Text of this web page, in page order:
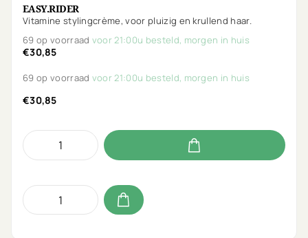
EASY.RIDER
Vitamine stylingcrème, voor pluizig en krullend haar.
69 op voorraad voor 21:00u besteld, morgen in huis
€30,85
69 op voorraad voor 21:00u besteld, morgen in huis
€30,85